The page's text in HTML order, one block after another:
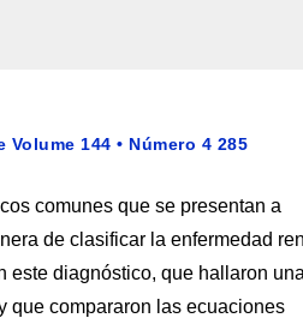
144 • Número 4 285
comunes que se presentan a
de clasificar la enfermedad
este diagnóstico, que hallaron
que compararon las ecuaciones